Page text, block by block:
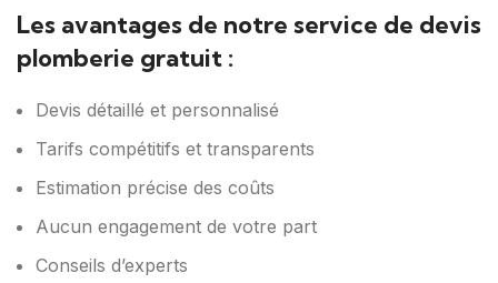
Les avantages de notre service de devis
plomberie gratuit :
Devis détaillé et personnalisé
Tarifs compétitifs et transparents
Estimation précise des coûts
Aucun engagement de votre part
Conseils d’experts